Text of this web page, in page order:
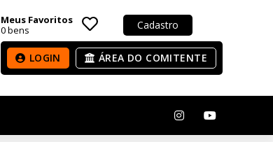
Meus Favoritos
0bens Cadastro
LOGIN ÁREA DO COMITENTE